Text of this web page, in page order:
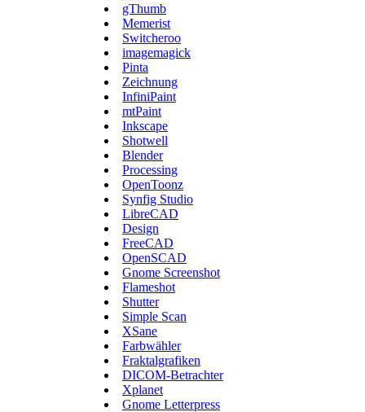
gThumb
Memerist
Switcheroo
imagemagick
Pinta
Zeichnung
InfiniPaint
mtPaint
Inkscape
Shotwell
Blender
Processing
OpenToonz
Synfig Studio
LibreCAD
Design
FreeCAD
OpenSCAD
Gnome Screenshot
Flameshot
Shutter
Simple Scan
XSane
Farbwähler
Fraktalgrafiken
DICOM-Betrachter
Xplanet
Gnome Letterpress